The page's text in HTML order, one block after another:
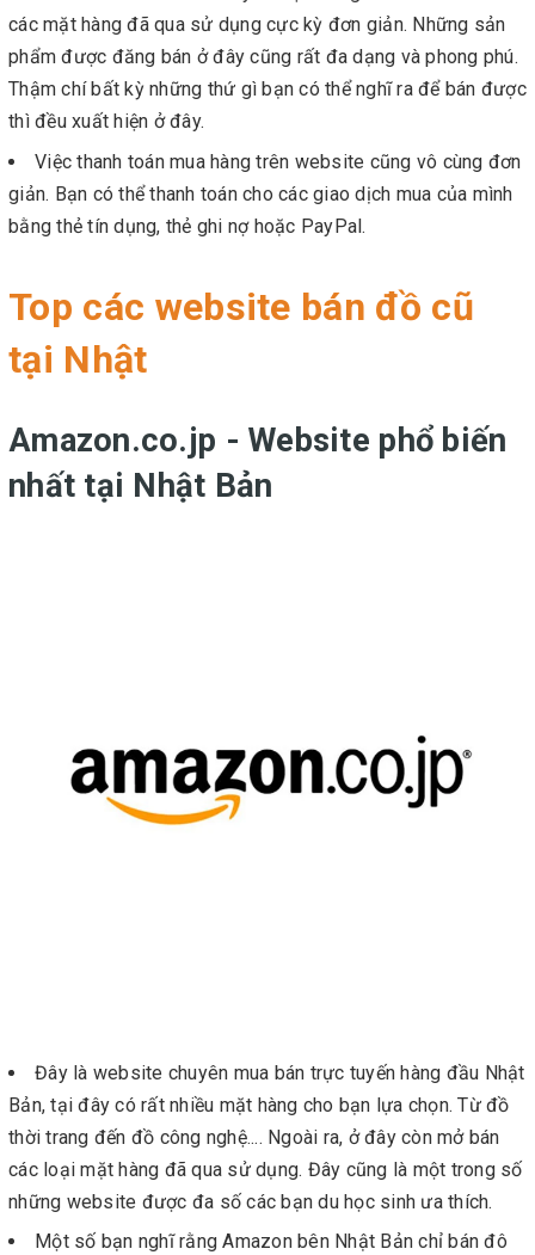
các mặt hàng đã qua sử dụng cực kỳ đơn giản. Những sản
phẩm được đăng bán ở đây cũng rất đa dạng và phong phú.
Thậm chí bất kỳ những thứ gì bạn có thể nghĩ ra để bán được
thì đều xuất hiện ở đây.
Việc thanh toán mua hàng trên website cũng vô cùng đơn
giản. Bạn có thể thanh toán cho các giao dịch mua của mình
bằng thẻ tín dụng, thẻ ghi nợ hoặc PayPal.
Top các website bán đồ cũ
tại Nhật
Amazon.co.jp​ - Website phổ biến
nhất tại Nhật Bản
Đây là website chuyên mua bán trực tuyến hàng đầu Nhật
Bản, tại đây có rất nhiều mặt hàng cho bạn lựa chọn. Từ đồ
thời trang đến đồ công nghệ.... Ngoài ra, ở đây còn mở bán
các loại mặt hàng đã qua sử dụng. Đây cũng là một trong số
những website được đa số các bạn du học sinh ưa thích.
Một số bạn nghĩ rằng Amazon bên Nhật Bản chỉ bán đô